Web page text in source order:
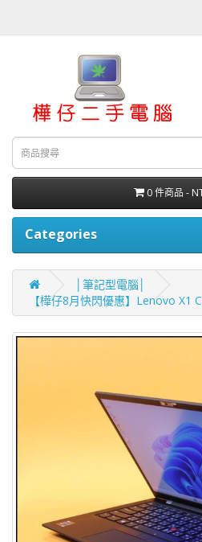
0 件商品 -
Categories
│筆記型電腦│
【樺仔8月快閃優惠】Lenovo